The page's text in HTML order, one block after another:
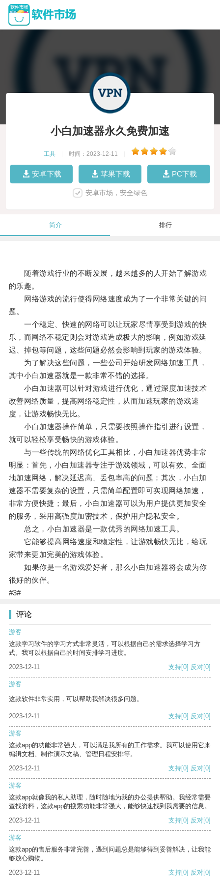
小白加速器永久免费加速
工具 时间：2023-12-11
安卓下载 苹果下载 PC下载
安卓市场，安全绿色
简介 排行
随着游戏行业的不断发展，越来越多的人开始了解游戏
的乐趣。
网络游戏的流行使得网络速度成为了一个非常关键的问
题。
一个稳定、快速的网络可以让玩家尽情享受到游戏的快
乐，而网络不稳定则会对游戏造成极大的影响，例如游戏延
迟、掉包等问题，这些问题必然会影响到玩家的游戏体验。
为了解决这些问题，一些公司开始研发网络加速工具，
其中小白加速器就是一款非常不错的选择。
小白加速器可以针对游戏进行优化，通过深度加速技术
改善网络质量，提高网络稳定性，从而加速玩家的游戏速
度，让游戏畅快无比。
小白加速器操作简单，只需要按照操作指引进行设置，
就可以轻松享受畅快的游戏体验。
与一些传统的网络优化工具相比，小白加速器优势非常
明显：首先，小白加速器专注于游戏领域，可以有效、全面
地加速网络，解决延迟高、丢包率高的问题；其次，小白加
速器不需要复杂的设置，只需简单配置即可实现网络加速，
非常方便快捷；最后，小白加速器可以为用户提供更加安全
的服务，采用高强度加密技术，保护用户隐私安全。
总之，小白加速器是一款优秀的网络加速工具。
它能够提高网络速度和稳定性，让游戏畅快无比，给玩
家带来更加完美的游戏体验。
如果你是一名游戏爱好者，那么小白加速器将会成为你
很好的伙伴。
#3#
评论
游客
这款学习软件的学习方式非常灵活，可以根据自己的需求选择学习方
式。我可以根据自己的时间安排学习进度。
2023-12-11
支持[0] 反对[0]
游客
这款软件非常实用，可以帮助我解决很多问题。
2023-12-11 支持[0] 反对[0]
游客
这款app的功能非常强大，可以满足我所有的工作需求。我可以使用它来
编辑文档、制作演示文稿、管理日程安排等。
2023-12-11
支持[0] 反对[0]
游客
这款app就像我的私人助理，随时随地为我的办公提供帮助。我经常需要
查找资料，这款app的搜索功能非常强大，能够快速找到我需要的信息。
2023-12-11
支持[0] 反对[0]
游客
这款app的售后服务非常完善，遇到问题总是能够得到妥善解决，让我能
够放心购物。
2023-12-11
支持[0] 反对[0]